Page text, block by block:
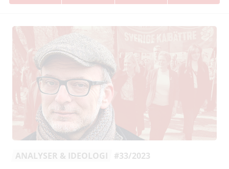
ANALYSER & IDEOLOGI #33/2023